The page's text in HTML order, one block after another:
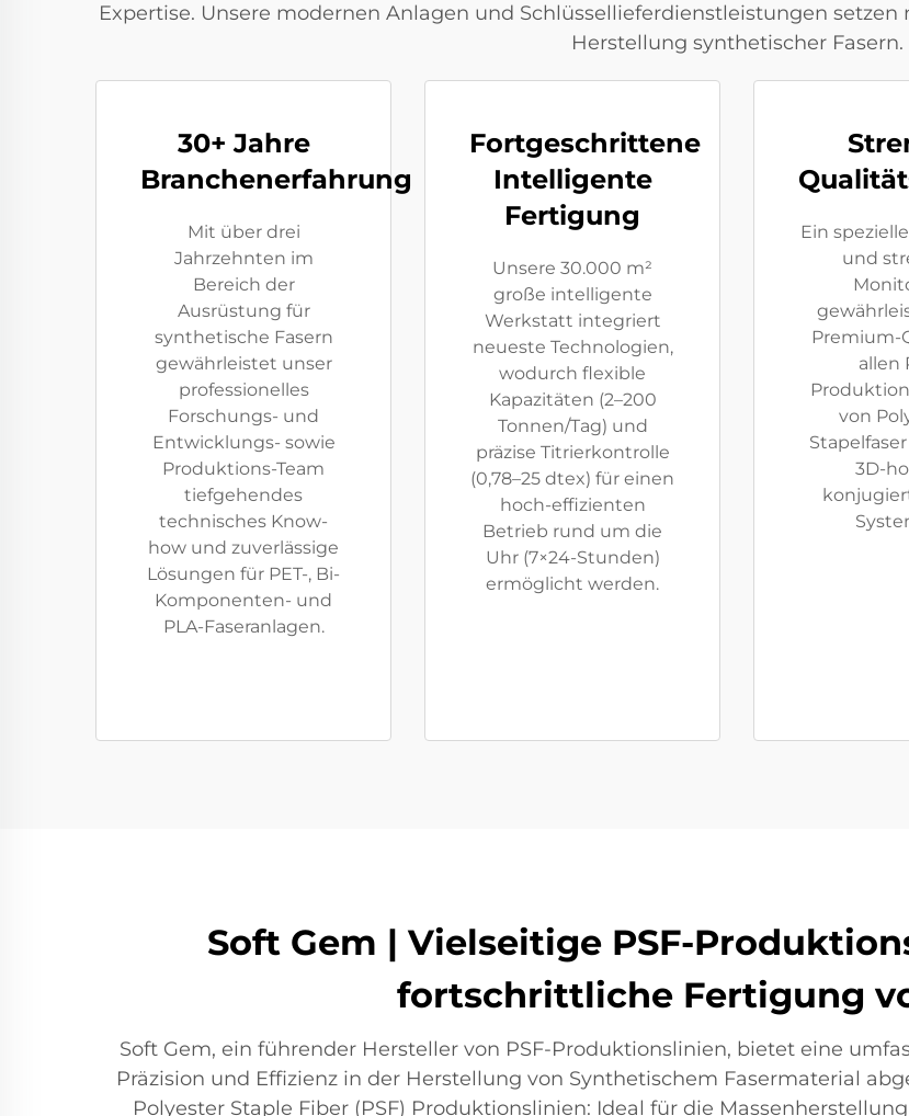
Expertise. Unsere modernen Anlagen und Schlüssellieferdienstleistungen
Herstellung synthetischer Fasern.
30+ Jahre
Branchenerfahrung
Mit über drei
Jahrzehnten im
Bereich der
Ausrüstung für
synthetische Fasern
gewährleistet unser
professionelles
Forschungs- und
Entwicklungs- sowie
Produktions-Team
tiefgehendes
technisches Know-
how und zuverlässige
Lösungen für PET-, Bi-
Komponenten- und
PLA-Faseranlagen.
Fortgeschrittene
Intelligente
Fertigung
Unsere 30.000 m²
große intelligente
Werkstatt integriert
neueste Technologien,
wodurch flexible
Kapazitäten (2–200
Tonnen/Tag) und
präzise Titrierkontrolle
(0,78–25 dtex) für einen
hoch-effizienten
Betrieb rund um die
Uhr (7×24-Stunden)
ermöglicht werden.
Ein
und
Premium-
allen
von
3D-
Soft Gem | Vielseitige PSF-
fortschrittliche Fertigung
Soft Gem, ein führender Hersteller von PSF-Produktionslinien, bietet eine
Präzision und Effizienz in der Herstellung von Synthetischem Fasermaterial
Polyester Staple Fiber (PSF) Produktionslinien: Ideal für die